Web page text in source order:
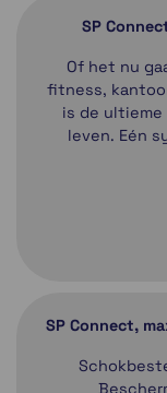
SP
Of het nu
fitness,
is de
leven. Eén
SP Connect,